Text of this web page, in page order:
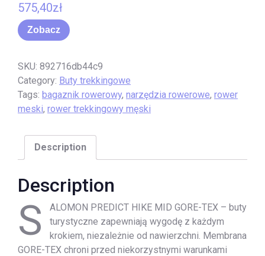
575,40zł
Zobacz
SKU: 892716db44c9
Category: Buty trekkingowe
Tags: bagaznik rowerowy, narzędzia rowerowe, rower
meski, rower trekkingowy męski
Description
Description
S
ALOMON PREDICT HIKE MID GORE-TEX – buty
turystyczne zapewniają wygodę z każdym
krokiem, niezależnie od nawierzchni. Membrana
GORE-TEX chroni przed niekorzystnymi warunkami